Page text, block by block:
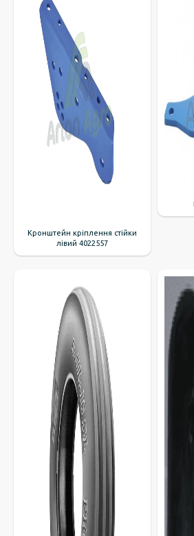
Кронштейн кріплення стійки
лівий 4022557